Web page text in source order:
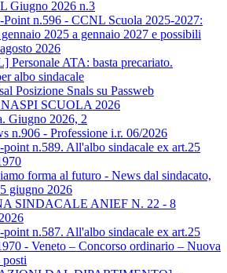
Giugno 2026 n.3
Point n.596 - CCNL Scuola 2025-2027:
2025 a gennaio 2027 e possibili
2026
Personale ATA: basta precariato.
albo sindacale
Posizione Snals su Passweb
NASPI SCUOLA 2026
Giugno 2026, 2
n.906 - Professione i.r. 06/2026
point n.589. All'albo sindacale ex art.25
forma al futuro - News dal sindacato,
giugno 2026
SINDACALE ANIEF N. 22 - 8
point n.587. All'albo sindacale ex art.25
- Veneto – Concorso ordinario – Nuova